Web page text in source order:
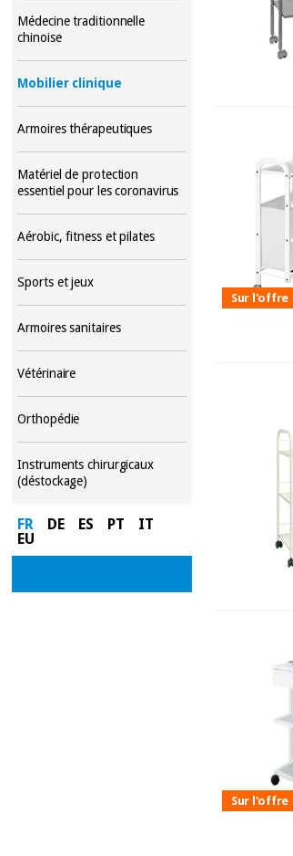
Médecine traditionnelle
chinoise
Mobilier clinique
Armoires thérapeutiques
Matériel de protection
essentiel pour les coronavirus
Aérobic, fitness et pilates
Sports et jeux
Armoires sanitaires
Vétérinaire
Orthopédie
Instruments chirurgicaux
(déstockage)
FR DE ES PT
IT
EU
Sur l'offre
Sur l'offre